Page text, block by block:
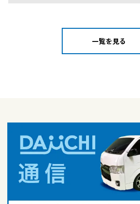
一覧を見る